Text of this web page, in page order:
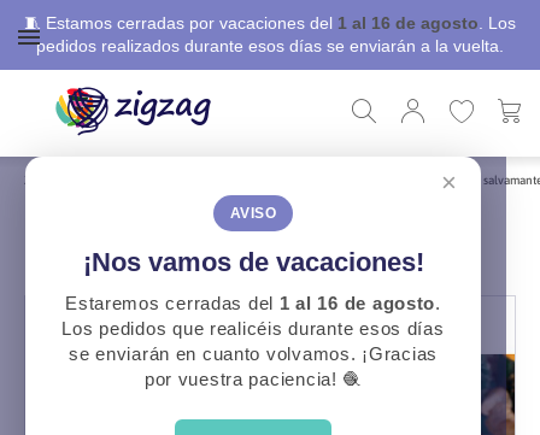
🧵 Estamos cerradas por vacaciones del 1 al 16 de agosto . Los
pedidos realizados durante esos días se enviarán a la vuelta.
×
AVISO
¡Nos vamos de vacaciones!
Estaremos cerradas del 1 al 16 de agosto.
Los pedidos que realicéis durante esos días
se enviarán en cuanto volvamos. ¡Gracias
por vuestra paciencia! 🧶
Patrón Costura gratuito
PATRÓN COSTURA GRATUITO
SALVAMANTELES